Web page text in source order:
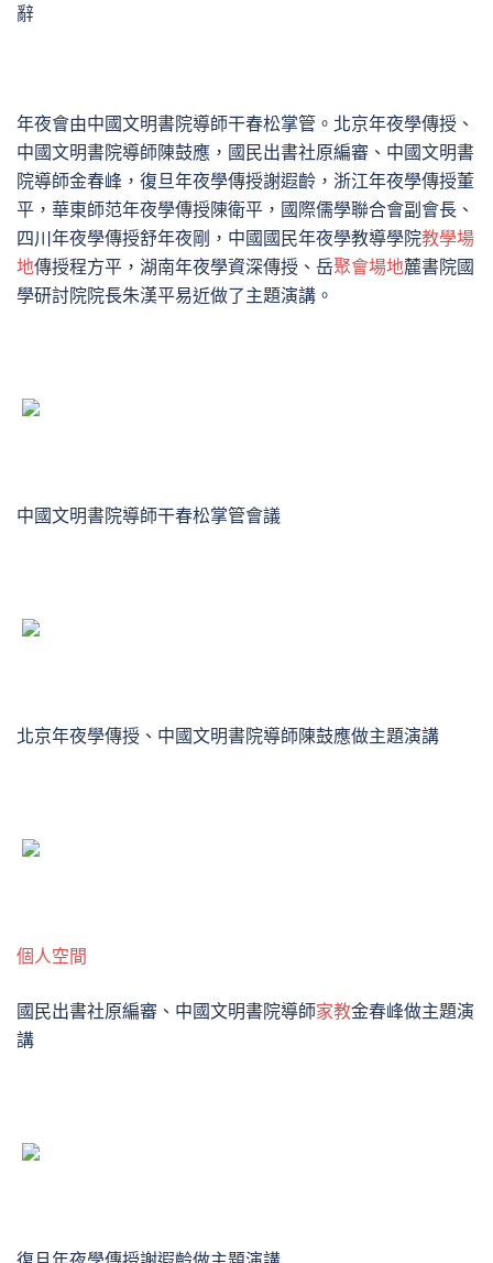
辭
年夜會由中國文明書院導師干春松掌管。北京年夜學傳授、
中國文明書院導師陳鼓應，國民出書社原編審、中國文明書
院導師金春峰，復旦年夜學傳授謝遐齡，浙江年夜學傳授董
平，華東師范年夜學傳授陳衛平，國際儒學聯合會副會長、
四川年夜學傳授舒年夜剛，中國國民年夜學教導學院教學場
地傳授程方平，湖南年夜學資深傳授、岳聚會場地麓書院國
學研討院院長朱漢平易近做了主題演講。
中國文明書院導師干春松掌管會議
北京年夜學傳授、中國文明書院導師陳鼓應做主題演講
個人空間
國民出書社原編審、中國文明書院導師家教金春峰做主題演
講